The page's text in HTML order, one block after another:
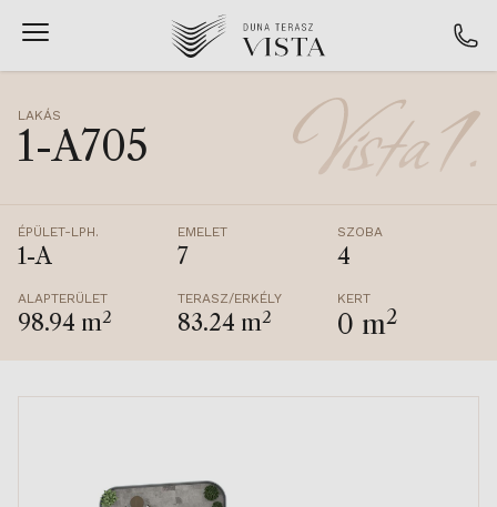
LAKÁS
1-A705
ÉPÜLET-LPH.
1-A
EMELET
7
SZOBA
4
ALAPTERÜLET
98.94 m2
TERASZ/ERKÉLY
83.24 m2
KERT
0 m2